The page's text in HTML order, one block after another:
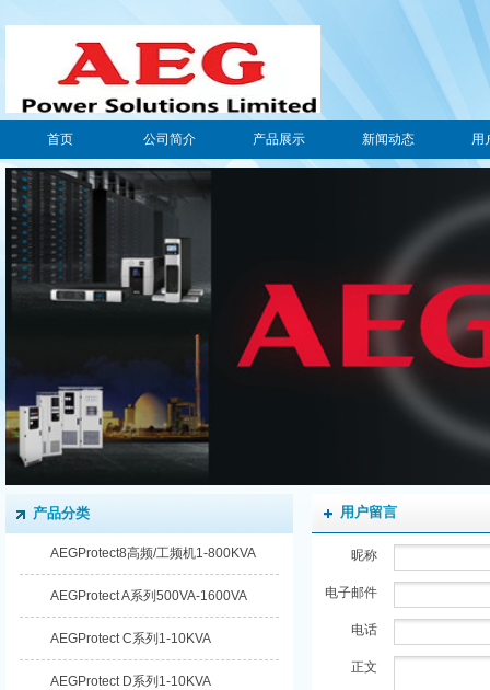
首页 公司简介 产品展示 新闻动态 用
用户留言
昵称
电子邮件
电话
正文
产品分类
AEGProtect8高频/工频机1-800KVA
AEGProtect A系列500VA-1600VA
AEGProtect C系列1-10KVA
AEGProtect D系列1-10KVA